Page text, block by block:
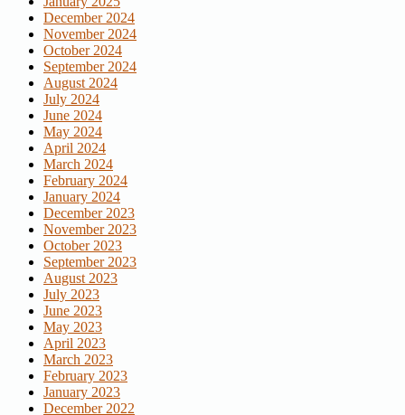
December 2024
November 2024
October 2024
September 2024
August 2024
July 2024
June 2024
May 2024
April 2024
March 2024
February 2024
January 2024
December 2023
November 2023
October 2023
September 2023
August 2023
July 2023
June 2023
May 2023
April 2023
March 2023
February 2023
January 2023
December 2022